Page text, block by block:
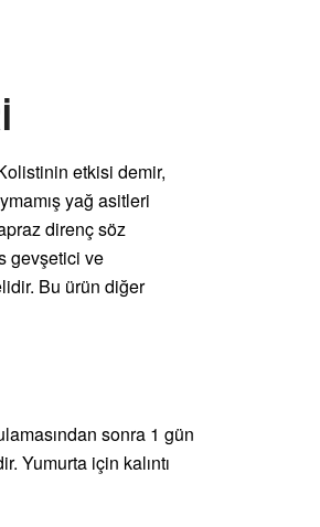
etkisi demir,
yağ asitleri
direnç söz
gevşetici ve
Bu ürün diğer
sonra 1 gün
Yumurta için kalıntı